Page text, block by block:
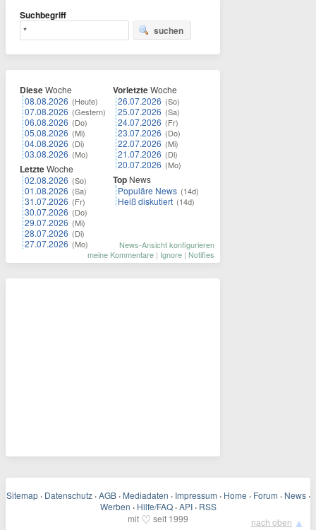
Suchbegriff
suchen
DieseWoche
08.08.2026 (Heute)
07.08.2026 (Gestern)
06.08.2026 (Do)
05.08.2026 (Mi)
04.08.2026 (Di)
03.08.2026 (Mo)
LetzteWoche
02.08.2026 (So)
01.08.2026 (Sa)
31.07.2026 (Fr)
30.07.2026 (Do)
29.07.2026 (Mi)
28.07.2026 (Di)
27.07.2026 (Mo)
VorletzteWoche
26.07.2026 (So)
25.07.2026 (Sa)
24.07.2026 (Fr)
23.07.2026 (Do)
22.07.2026 (Mi)
21.07.2026 (Di)
20.07.2026 (Mo)
Top News
Populäre News (14d)
Heiß diskutiert (14d)
News-Ansicht konfigurieren
meine Kommentare | Ignore | Notifies
Sitemap · Datenschutz · AGB · Mediadaten · Impressum · Home · Forum · News ·
Werben · Hilfe/FAQ · API · RSS
mit ♡ seit 1999 nach oben ▲